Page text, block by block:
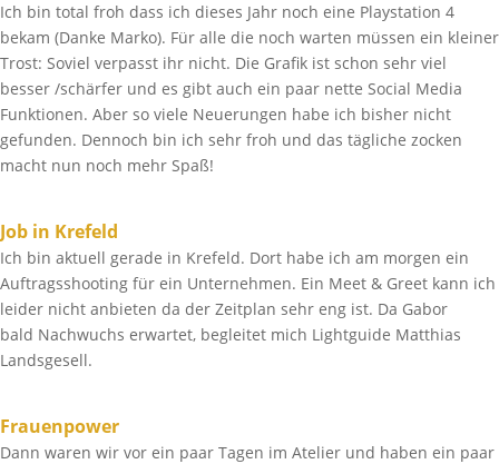
Ich bin total froh dass ich dieses Jahr noch eine Playstation 4
bekam (Danke Marko). Für alle die noch warten müssen ein kleiner
Trost: Soviel verpasst ihr nicht. Die Grafik ist schon sehr viel
besser /schärfer und es gibt auch ein paar nette Social Media
Funktionen. Aber so viele Neuerungen habe ich bisher nicht
gefunden. Dennoch bin ich sehr froh und das tägliche zocken
macht nun noch mehr Spaß!
Job in Krefeld
Ich bin aktuell gerade in Krefeld. Dort habe ich am morgen ein
Auftragsshooting für ein Unternehmen. Ein Meet & Greet kann ich
leider nicht anbieten da der Zeitplan sehr eng ist. Da Gabor
bald Nachwuchs erwartet, begleitet mich Lightguide Matthias
Landsgesell.
Frauenpower
Dann waren wir vor ein paar Tagen im Atelier und haben ein paar